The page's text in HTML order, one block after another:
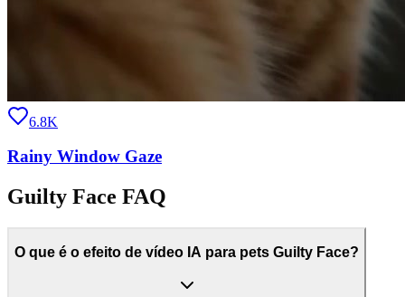
6.8K
Rainy Window Gaze
Guilty Face FAQ
O que é o efeito de vídeo IA para pets Guilty Face?